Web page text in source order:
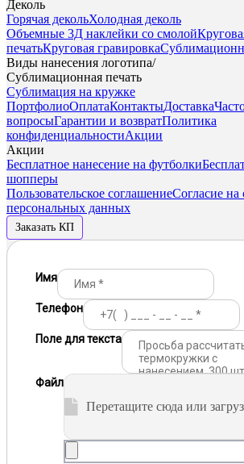
Деколь
Горячая декольХолодная деколь
Объемные 3Д наклейки со смолой
печатьКруговая гравировка
Виды нанесения логотипа/
Сублимационная печать
Сублимация на кружке
ПортфолиоОплатаКонтактыДоставка
вопросыГарантии и возвратПолитика
конфиденциальностиАкции
Акции
Бесплатное нанесение на футболки
шопперы
Пользовательское соглашениеСогласие на
персональных данных
Заказать КП
Имя
Телефон
Поле для текста
Файл
Перетащите сюда или